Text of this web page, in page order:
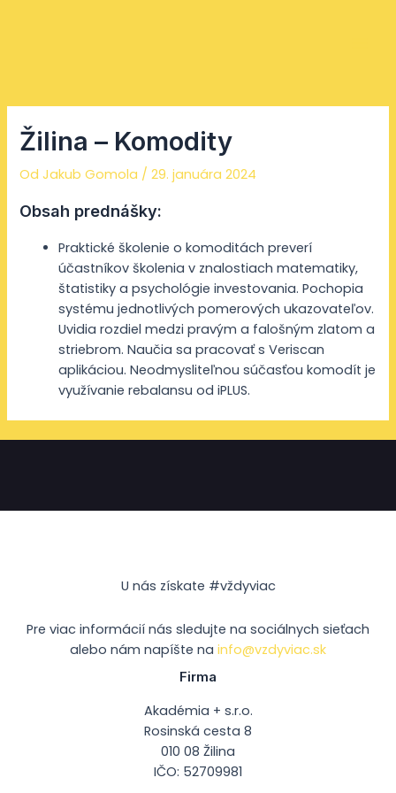
Žilina – Komodity
Od Jakub Gomola /29. januára 2024
Obsah prednášky:
Praktické školenie o komoditách preverí
účastníkov školenia v znalostiach matematiky,
štatistiky a psychológie investovania. Pochopia
systému jednotlivých pomerových ukazovateľov.
Uvidia rozdiel medzi pravým a falošným zlatom a
striebrom. Naučia sa pracovať s Veriscan
aplikáciou. Neodmysliteľnou súčasťou komodít je
využívanie rebalansu od iPLUS.
U nás získate #vždyviac
Pre viac informácií nás sledujte na sociálnych sieťach
alebo nám napíšte na info@vzdyviac.sk
Firma
Akadémia + s.r.o.
Rosinská cesta 8
010 08 Žilina
IČO: 52709981